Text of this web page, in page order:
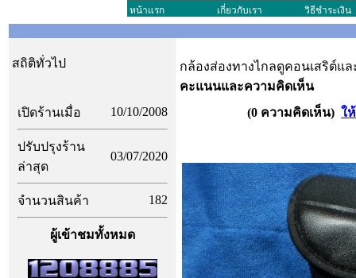
หน้าแรก เกี่ยวกับเรา วิธีชำระเงิน
สถิติทั่วไป
เปิดร้านเมื่อ 10/10/2008
ปรับปรุงร้าน
ล่าสุด
03/07/2020
จำนวนสินค้า 182
ผู้เข้าชมทั้งหมด
กล้องส่องทางไกลดูคอนเสริต์แล
คะแนนและความคิดเห็น
(0 ความคิดเห็น) ใ